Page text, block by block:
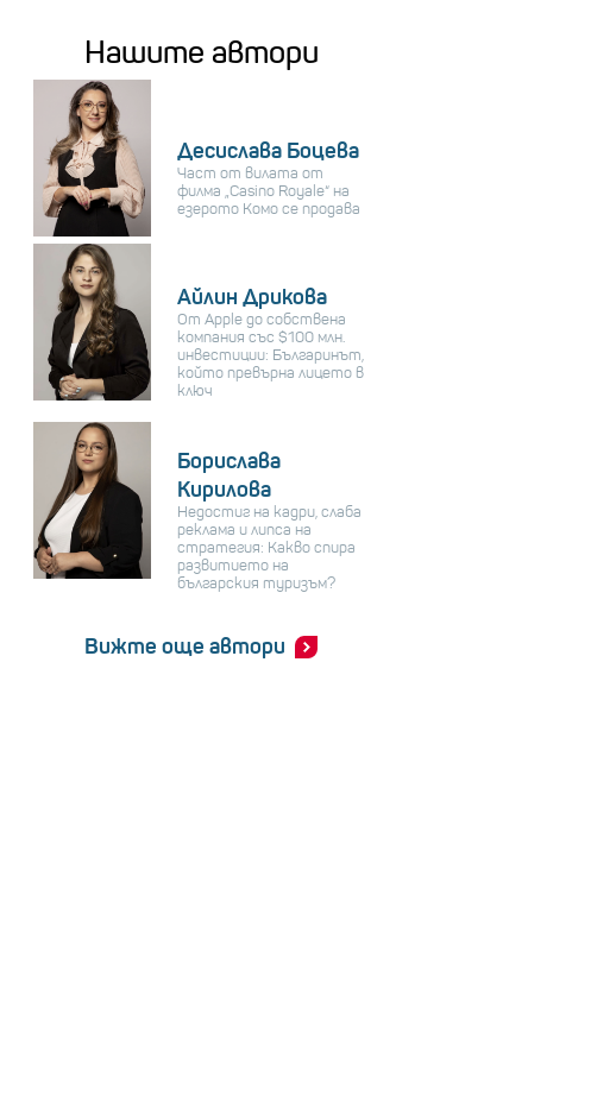
Нашите автори
Десислава Боцева
Част от вилата от
филма „Casino Royale“ на
езерото Комо се продава
Айлин Дрикова
От Apple до собствена
компания със $100 млн.
инвестиции: Българинът,
който превърна лицето в
ключ
Борислава
Кирилова
Недостиг на кадри, слаба
реклама и липса на
стратегия: Какво спира
развитието на
българския туризъм?
Вижте още автори